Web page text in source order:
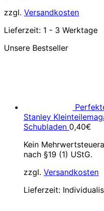
zzgl. Versandkosten
Lieferzeit: 1 - 3 Werktage
Unsere Bestseller
Stanley
Schubladen 0,40€
Kein
nach §19 (1) UStG.
zzgl. Versandkosten
Lieferzeit: